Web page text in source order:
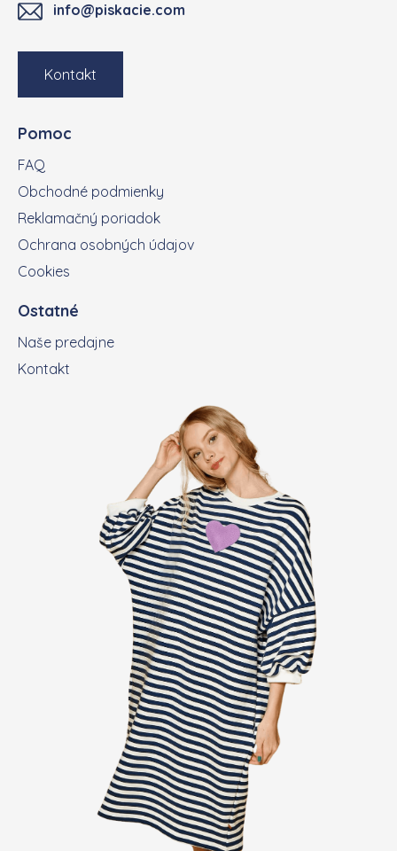
info@piskacie.com
Kontakt
Pomoc
FAQ
Obchodné podmienky
Reklamačný poriadok
Ochrana osobných údajov
Cookies
Ostatné
Naše predajne
Kontakt